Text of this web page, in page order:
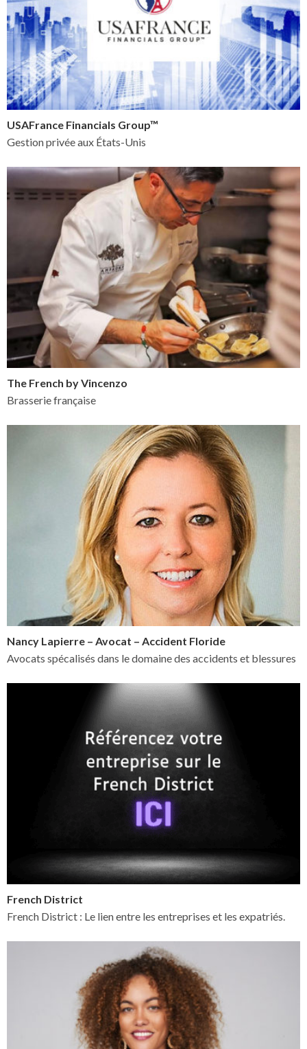
USAFrance Financials Group™
Gestion privée aux États-Unis
The French by Vincenzo
Brasserie française
Nancy Lapierre – Avocat – Accident Floride
Avocats spécalisés dans le domaine des accidents et blessures
French District
French District : Le lien entre les entreprises et les expatriés.